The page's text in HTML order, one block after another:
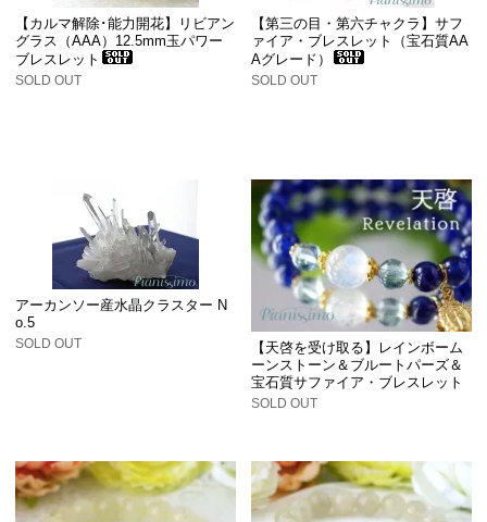
【カルマ解除･能力開花】リビアン
グラス（AAA）12.5mm玉パワー
ブレスレット
SOLD OUT
【第三の目・第六チャクラ】サフ
ァイア・ブレスレット（宝石質AA
Aグレード）
SOLD OUT
アーカンソー産水晶クラスター N
o.5
SOLD OUT
【天啓を受け取る】レインボーム
ーンストーン＆ブルートパーズ＆
宝石質サファイア・ブレスレット
SOLD OUT